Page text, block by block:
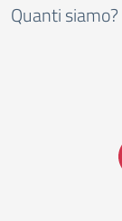
Quanti siamo?